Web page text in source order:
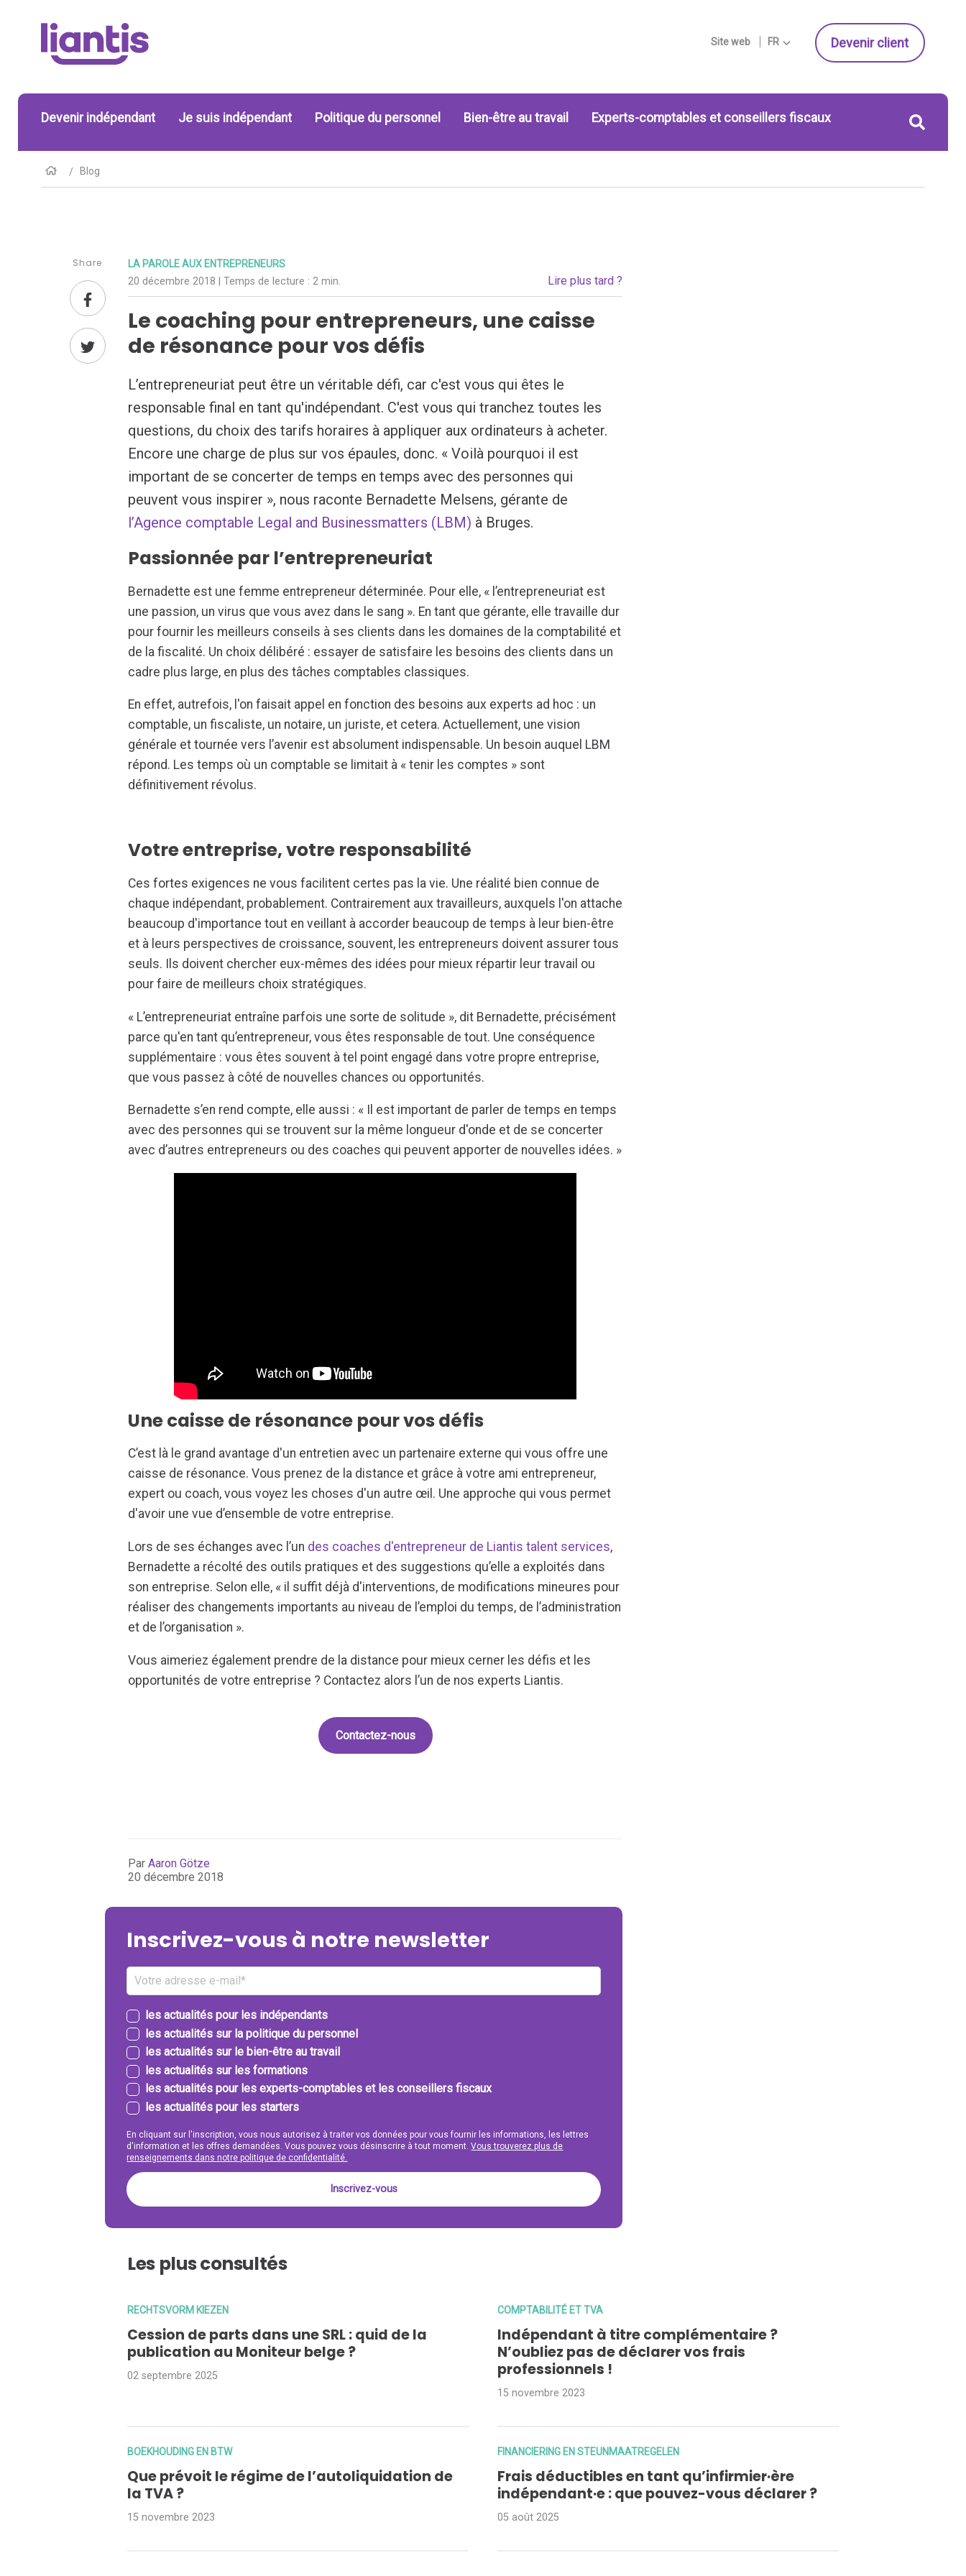
Site web FR Devenir client
Devenir indépendant Je suis indépendant Politique du personnel Bien-être au travail Experts-comptables et conseillers fiscaux
Blog
Share LA PAROLE AUX ENTREPRENEURS
20 décembre 2018 | Temps de lecture :2 min. Lire plus tard ?
Le coaching pour entrepreneurs, une caisse
de résonance pour vos défis
L’entrepreneuriat peut être un véritable défi, car c'est vous qui êtes le
responsable final en tant qu'indépendant. C'est vous qui tranchez toutes les
questions, du choix des tarifs horaires à appliquer aux ordinateurs à acheter.
Encore une charge de plus sur vos épaules, donc. « Voilà pourquoi il est
important de se concerter de temps en temps avec des personnes qui
peuvent vous inspirer », nous raconte Bernadette Melsens, gérante de
l’Agence comptable Legal and Businessmatters (LBM) à Bruges.
Passionnée par l’entrepreneuriat
Bernadette est une femme entrepreneur déterminée. Pour elle, « l’entrepreneuriat est
une passion, un virus que vous avez dans le sang ». En tant que gérante, elle travaille dur
pour fournir les meilleurs conseils à ses clients dans les domaines de la comptabilité et
de la fiscalité. Un choix délibéré : essayer de satisfaire les besoins des clients dans un
cadre plus large, en plus des tâches comptables classiques.
En effet, autrefois, l'on faisait appel en fonction des besoins aux experts ad hoc : un
comptable, un fiscaliste, un notaire, un juriste, et cetera. Actuellement, une vision
générale et tournée vers l’avenir est absolument indispensable. Un besoin auquel LBM
répond. Les temps où un comptable se limitait à « tenir les comptes » sont
définitivement révolus.
Votre entreprise, votre responsabilité
Ces fortes exigences ne vous facilitent certes pas la vie. Une réalité bien connue de
chaque indépendant, probablement. Contrairement aux travailleurs, auxquels l'on attache
beaucoup d'importance tout en veillant à accorder beaucoup de temps à leur bien-être
et à leurs perspectives de croissance, souvent, les entrepreneurs doivent assurer tous
seuls. Ils doivent chercher eux-mêmes des idées pour mieux répartir leur travail ou
pour faire de meilleurs choix stratégiques.
« L’entrepreneuriat entraîne parfois une sorte de solitude », dit Bernadette, précisément
parce qu'en tant qu’entrepreneur, vous êtes responsable de tout. Une conséquence
supplémentaire : vous êtes souvent à tel point engagé dans votre propre entreprise,
que vous passez à côté de nouvelles chances ou opportunités.
Bernadette s’en rend compte, elle aussi : « Il est important de parler de temps en temps
avec des personnes qui se trouvent sur la même longueur d'onde et de se concerter
avec d’autres entrepreneurs ou des coaches qui peuvent apporter de nouvelles idées. »
Une caisse de résonance pour vos défis
C’est là le grand avantage d'un entretien avec un partenaire externe qui vous offre une
caisse de résonance. Vous prenez de la distance et grâce à votre ami entrepreneur,
expert ou coach, vous voyez les choses d'un autre œil. Une approche qui vous permet
d'avoir une vue d’ensemble de votre entreprise.
Lors de ses échanges avec l’un des coaches d'entrepreneur de Liantis talent services,
Bernadette a récolté des outils pratiques et des suggestions qu’elle a exploités dans
son entreprise. Selon elle, « il suffit déjà d'interventions, de modifications mineures pour
réaliser des changements importants au niveau de l’emploi du temps, de l’administration
et de l’organisation ».
Vous aimeriez également prendre de la distance pour mieux cerner les défis et les
opportunités de votre entreprise ? Contactez alors l’un de nos experts Liantis.
Contactez-nous
ParAaron Götze
20 décembre 2018
Inscrivez-vous à notre newsletter
les actualités pour les indépendants
les actualités sur la politique du personnel
les actualités sur le bien-être au travail
les actualités sur les formations
les actualités pour les experts-comptables et les conseillers fiscaux
les actualités pour les starters
En cliquant sur l'inscription, vous nous autorisez à traiter vos données pour vous fournir les informations, les lettres
d'information et les offres demandées. Vous pouvez vous désinscrire à tout moment.Vous trouverez plus de
renseignements dans notre politique de confidentialité.
Les plus consultés
RECHTSVORM KIEZEN
Cession de parts dans une SRL : quid de la
publication au Moniteur belge ?
02 septembre 2025
COMPTABILITÉ ET TVA
Indépendant à titre complémentaire ?
N’oubliez pas de déclarer vos frais
professionnels !
15 novembre 2023
BOEKHOUDING EN BTW
Que prévoit le régime de l’autoliquidation de
la TVA ?
15 novembre 2023
FINANCIERING EN STEUNMAATREGELEN
Frais déductibles en tant qu’infirmier·ère
indépendant·e : que pouvez-vous déclarer ?
05 août 2025